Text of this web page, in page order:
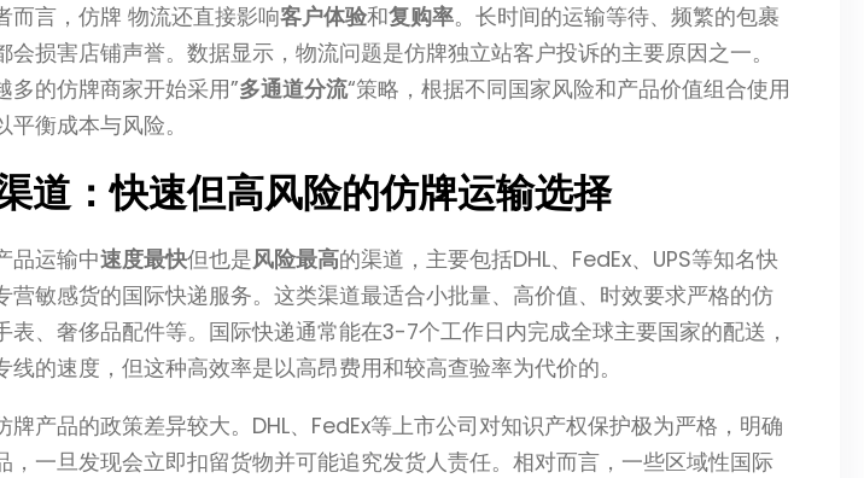
而言，仿牌 物流还直接影响客户体验和复购率。长时间的运输等待、频繁的包裹
会损害店铺声誉。数据显示，物流问题是仿牌独立站客户投诉的主要原因之一。
多的仿牌商家开始采用”多通道分流“策略，根据不同国家风险和产品价值组合使用
衡成本与风险。
道：快速但高风险的仿牌运输选择
品运输中速度最快但也是风险最高的渠道，主要包括DHL、FedEx、UPS等知名快
营敏感货的国际快递服务。这类渠道最适合小批量、高价值、时效要求严格的仿
表、奢侈品配件等。国际快递通常能在3-7个工作日内完成全球主要国家的配送，
线的速度，但这种高效率是以高昂费用和较高查验率为代价的。
牌产品的政策差异较大。DHL、FedEx等上市公司对知识产权保护极为严格，明确
，一旦发现会立即扣留货物并可能追究发货人责任。相对而言，一些区域性国际